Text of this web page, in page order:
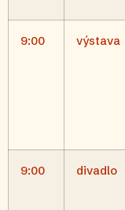
9:00 výstava
9:00 divadlo